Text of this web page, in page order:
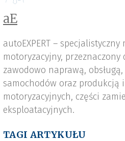
aE
autoEXPERT –
motoryzacyjny,
zawodowo naprawą,
samochodów oraz produkcją
motoryzacyjnych, części
eksploatacyjnych.
TAGI ARTYKUŁU